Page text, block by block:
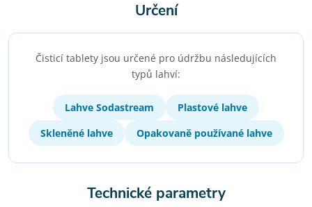
Určení
Čisticí tablety jsou určené pro údržbu následujících
typů lahví:
Lahve Sodastream
Plastové lahve
Skleněné lahve
Opakovaně používané lahve
Technické parametry